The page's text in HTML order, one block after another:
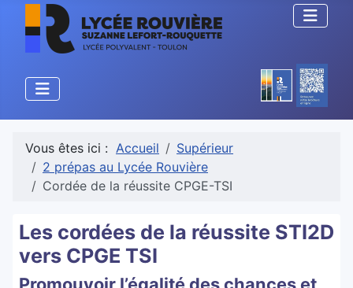
Vous êtes ici : Accueil
Supérieur
2 prépas au Lycée Rouvière
Cordée de la réussite CPGE-TSI
Les cordées de la réussite STI2D
vers CPGE TSI